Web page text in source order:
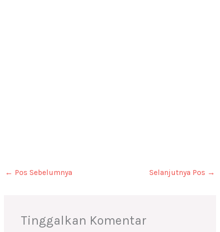
← Pos Sebelumnya Selanjutnya Pos →
Tinggalkan Komentar